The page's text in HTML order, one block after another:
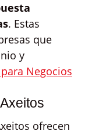
. Estas
que
y
Negocios
ofrecen